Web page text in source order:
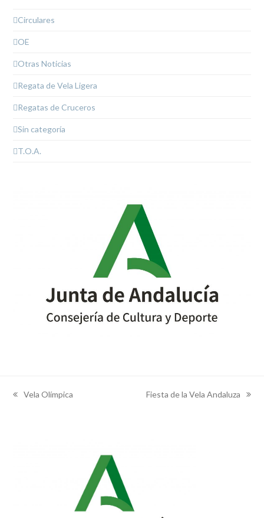
Circulares
OE
Otras Noticias
Regata de Vela Ligera
Regatas de Cruceros
Sin categoría
T.O.A.
previous
Vela Olímpica
next
Fiesta de la Vela Andaluza